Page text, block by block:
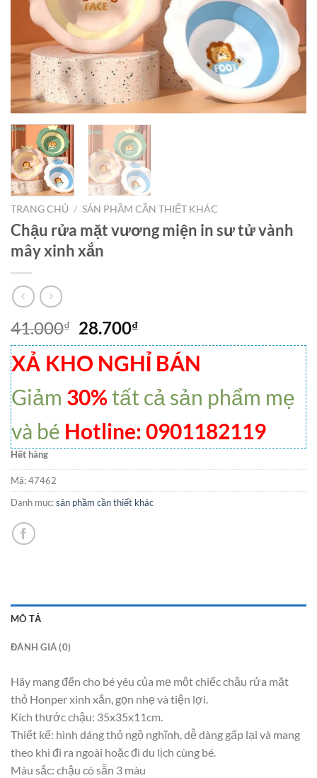
TRANG CHỦ / SẢN PHẦM CẦN THIẾT KHÁC
Chậu rửa mặt vương miện in sư tử vành
mây xinh xắn
41.000₫ 28.700₫
XẢ KHO NGHỈ BÁN
Giảm 30%tất cả sản phẩm mẹ
và bé Hotline: 0901182119
Hết hàng
Mã:47462
Danh mục:sản phầm cần thiết khác
MÔ TẢ
ĐÁNH GIÁ (0)
Hãy mang đến cho bé yêu của mẹ một chiếc chậu rửa mặt
thỏ Honper xinh xắn, gọn nhẹ và tiện lợi.
Kích thước chậu: 35x35x11cm.
Thiết kế: hình dáng thỏ ngộ nghĩnh, dễ dàng gấp lại và mang
theo khi đi ra ngoài hoặc đi du lịch cùng bé.
Màu sắc: chậu có sẵn 3 màu